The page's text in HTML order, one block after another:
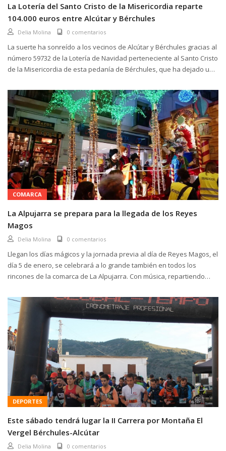
La Lotería del Santo Cristo de la Misericordia reparte
104.000 euros entre Alcútar y Bérchules
Delia Molina 0 comentarios
La suerte ha sonreído a los vecinos de Alcútar y Bérchules gracias al
número 59732 de la Lotería de Navidad perteneciente al Santo Cristo
de la Misericordia de esta pedanía de Bérchules, que ha dejado un
COMARCA
La Alpujarra se prepara para la llegada de los Reyes
Magos
Delia Molina 0 comentarios
Llegan los días mágicos y la jornada previa al día de Reyes Magos, el
día 5 de enero, se celebrará a lo grande también en todos los
rincones de la comarca de La Alpujarra. Con música, repartiendo
DEPORTES
Este sábado tendrá lugar la II Carrera por Montaña El
Vergel Bérchules-Alcútar
Delia Molina 0 comentarios